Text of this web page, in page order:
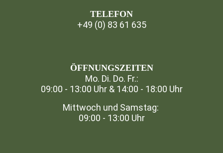
TELEFON
+49 (0) 83 61 635
ÖFFNUNGSZEITEN
Mo. Di. Do. Fr.:
09:00 - 13:00 Uhr & 14:00 - 18:00 Uhr
Mittwoch und Samstag:
09:00 - 13:00 Uhr